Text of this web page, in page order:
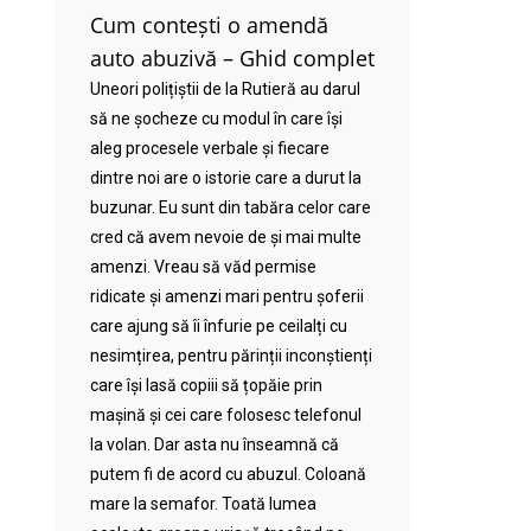
Cum contești o amendă
auto abuzivă – Ghid complet
Uneori polițiștii de la Rutieră au darul
să ne șocheze cu modul în care își
aleg procesele verbale și fiecare
dintre noi are o istorie care a durut la
buzunar. Eu sunt din tabăra celor care
cred că avem nevoie de și mai multe
amenzi. Vreau să văd permise
ridicate și amenzi mari pentru șoferii
care ajung să îi înfurie pe ceilalți cu
nesimțirea, pentru părinții inconștienți
care își lasă copiii să țopăie prin
mașină și cei care folosesc telefonul
la volan. Dar asta nu înseamnă că
putem fi de acord cu abuzul. Coloană
mare la semafor. Toată lumea